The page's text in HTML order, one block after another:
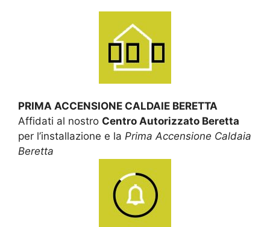
PRIMA ACCENSIONE CALDAIE BERETTA
Affidati al nostro Centro Autorizzato Beretta
per l’installazione e la Prima Accensione Caldaia
Beretta